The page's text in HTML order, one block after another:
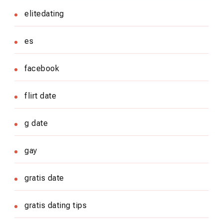
elitedating
es
facebook
flirt date
g date
gay
gratis date
gratis dating tips